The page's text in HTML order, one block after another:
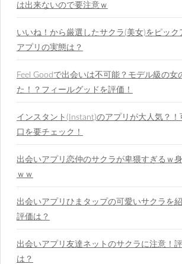
は出来ないので要注意ｗ
いいね！から厳選したサクラ(美女)をピック
アプリの実態は？
Feel Goodで出会いは不可能？モデル級の女
た！？フィールグッドを評価！
インスタント(Instant)のアプリが大人気？
口を要チェック！
出会いアプリ恋仲のサクラが卑猥すぎるｗ
ｗｗ
出会いアプリひまタップの可愛いサクラを
評価は？
出会いアプリ友達ネットのサクラに注意！
は？